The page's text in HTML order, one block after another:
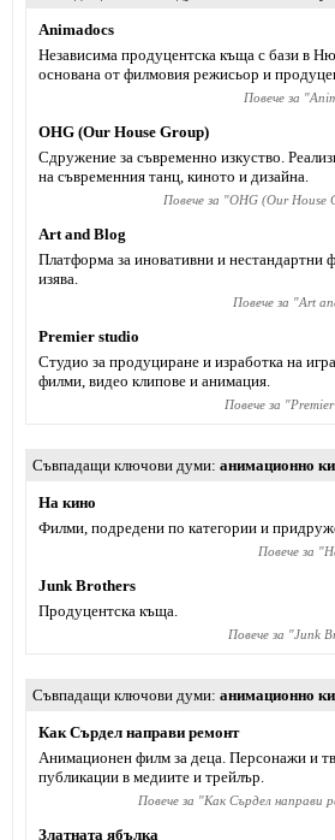
Animadocs
Независима продуцентска къща с бази в
основана от филмовия режисьор и
Повече за "
OHG (Our House Group)
Сдружение за съвременно изкуствo.
на съвременния танц, киното и дизайна.
Повече за "OHG (Our House
Art and Blog
Платформа за иновативни и нестандартни
изява.
Повече за "Art
Premier studio
Студио за продуциране и изработка на
филми, видео клипове и анимация.
Повече за "
Съвпадащи ключови думи анимационно
На кино
Филми, подредени по категории и
Повече за "
Junk Brothers
Продуцентска къща.
Повече за "Junk
Съвпадащи ключови думи анимационно
Как Сърдел направи ремонт
Анимационен филм за деца. Персонажи и
публикации в медиите и трейлър.
Повече за "Как Сърдел направи
Златната ябълка